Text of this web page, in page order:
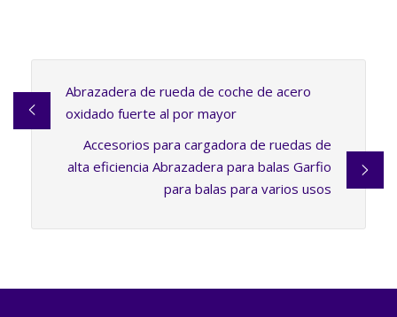
Abrazadera de rueda de coche de acero
oxidado fuerte al por mayor
Accesorios para cargadora de ruedas de
alta eficiencia Abrazadera para balas Garfio
para balas para varios usos